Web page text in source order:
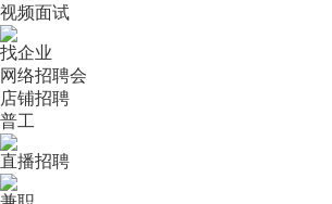
视频面试
找企业
网络招聘会
店铺招聘
普工
直播招聘